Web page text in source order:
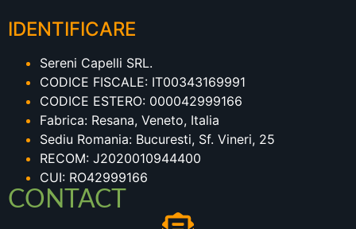
IDENTIFICARE
Sereni Capelli SRL.
CODICE FISCALE: IT00343169991
CODICE ESTERO: 000042999166
Fabrica: Resana, Veneto, Italia
Sediu Romania: Bucuresti, Sf. Vineri, 25
RECOM: J2020010944400
CUI: RO42999166
CONTACT